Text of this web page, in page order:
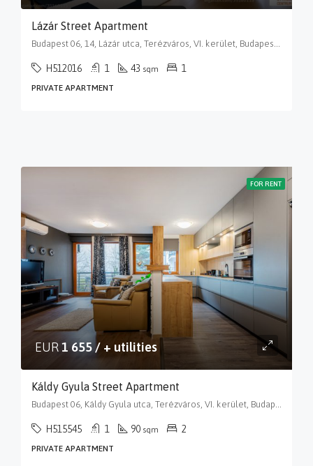
Lázár Street Apartment
Budapest 06, 14, Lázár utca, Terézváros, VI. kerület, Budapest, Közép-Magyarország, 1065, Magyarország
H512016 1 43 sqm 1
PRIVATE APARTMENT
FOR RENT
EUR1 655 / + utilities
Káldy Gyula Street Apartment
Budapest 06, Káldy Gyula utca, Terézváros, VI. kerület, Budapest, Közép-Magyarország, 1061, Magyarország
H515545 1 90 sqm 2
PRIVATE APARTMENT